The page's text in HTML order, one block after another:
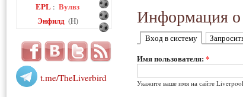
EPL : Вулвз
Энфилд (H)
t.me/TheLiverbird
Информация о
Вход в систему
Имя пользователя:*
Укажите ваше имя на сайте